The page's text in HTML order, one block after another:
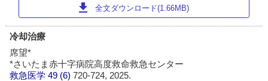
download 全文ダウンロード(1.66MB)
冷却治療
席望*
*さいたま赤十字病院高度救命救急センター
救急医学 49 (6)720-724, 2025.